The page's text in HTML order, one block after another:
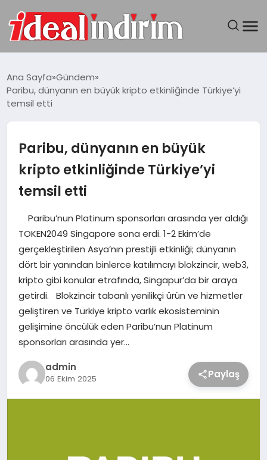
BILGISAYAR
TEKNOLOJI
YAŞAM
Ana Sayfa Gündem
Paribu, dünyanın en büyük kripto etkinliğinde Türkiye’yi
temsil etti
Paribu, dünyanın en büyük
kripto etkinliğinde Türkiye’yi
temsil etti
Paribu’nun Platinum sponsorları arasında yer aldığı
TOKEN2049 Singapore sona erdi. 1-2 Ekim’de
gerçekleştirilen Asya’nın prestijli etkinliği; dünyanın
dört bir yanından binlerce katılımcıyı blokzincir, web3,
kripto gibi konular etrafında, Singapur’da bir araya
getirdi. Blokzincir tabanlı yenilikçi ürün ve hizmetler
geliştiren ve Türkiye kripto varlık ekosisteminin
gelişimine öncülük eden Paribu’nun Platinum
sponsorları arasında yer…
admin
06 Ekim 2025 Paylaş